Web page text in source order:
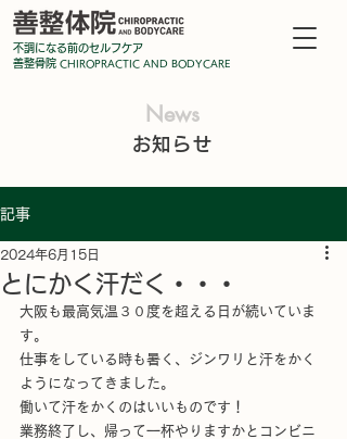
不調になる前のセルフケア
善整骨院 CHIROPRACTIC AND BODYCARE
News
お知らせ
記事
とにかく汗だく・・・
2024年6月15日
大阪も最高気温３０度を超える日が続いていま
す。
仕事をしている時も暑く、ジンワリと汗をかく
ようになってきました。
働いて汗をかくのはいいものです！
業務終了し、帰って一杯やりますかとコンビニ